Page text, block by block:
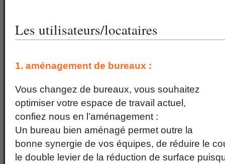
Les utilisateurs/locataires
1. aménagement de bureaux :
Vous changez de bureaux, vous souhaitez
optimiser votre espace de travail actuel,
confiez nous en l’aménagement :
Un bureau bien aménagé permet outre la
bonne synergie de vos équipes, de réduire le
le double levier de la réduction de surface